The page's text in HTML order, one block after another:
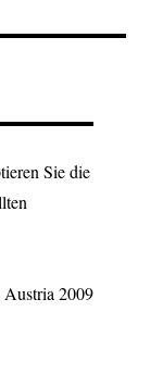
Sie die
2009